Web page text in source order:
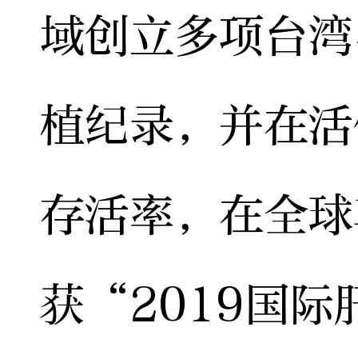
域创立多项台
植纪录，并在
存活率，在全
获“2019国际